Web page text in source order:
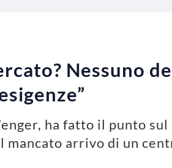
Nessuno
ha fatto il punto
arrivo di un